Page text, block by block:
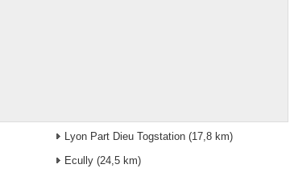
Lyon Part Dieu Togstation (17,8 km)
Ecully (24,5 km)